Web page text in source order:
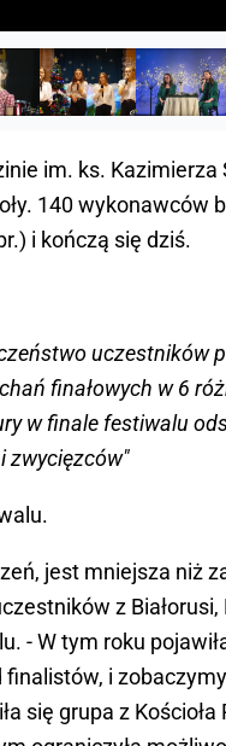
im. ks. Kazimierza
140 wykonawców
i kończą się dziś.
uczestników
finałowych w 6
w finale festiwalu
zwycięzców"
jest mniejsza niż
z
- W tym roku
finalistów, i
się grupa z